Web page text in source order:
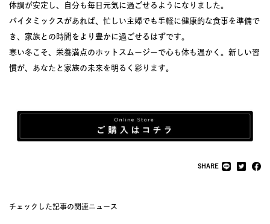
体調が安定し、自分も毎日元気に過ごせるようになりました。
バイタミックスがあれば、忙しい主婦でも手軽に健康的な食事を準備で
き、家族との時間をより豊かに過ごせるはずです。
寒い冬こそ、栄養満点のホットスムージーで心も体も温かく。新しい習
慣が、あなたと家族の未来を明るく彩ります。
SHARE
チェックした記事の関連ニュース